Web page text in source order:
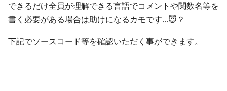
できるだけ全員が理解できる言語でコメントや関数名等を
書く必要がある場合は助けになるカモです...😇？
下記でソースコード等を確認いただく事ができます。